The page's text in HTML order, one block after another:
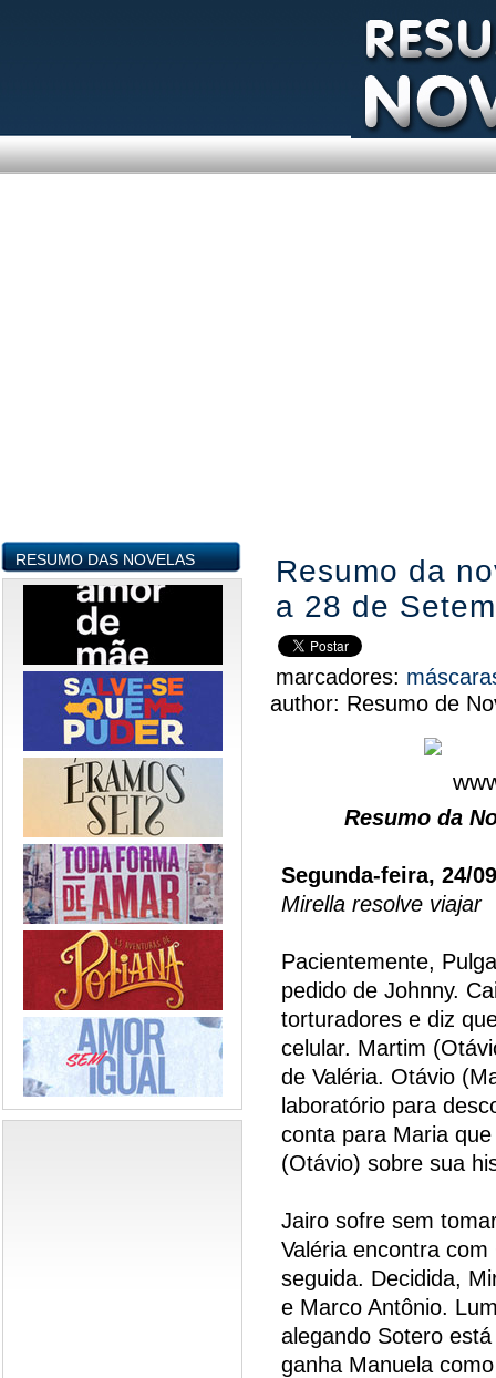
RESUMO DAS NOVELAS
Resumo da
a 28 de
marcadores:
author: Resumo de
Resumo da
Segunda-feira, 24/
Mirella resolve viajar
Pacientemente,
pedido de Johnny.
torturadores e diz
celular. Martim
de Valéria. Otávio
laboratório para
conta para Maria
(Otávio) sobre sua
Jairo sofre sem
Valéria encontra
seguida. Decidida,
e Marco Antônio.
alegando Sotero
ganha Manuela